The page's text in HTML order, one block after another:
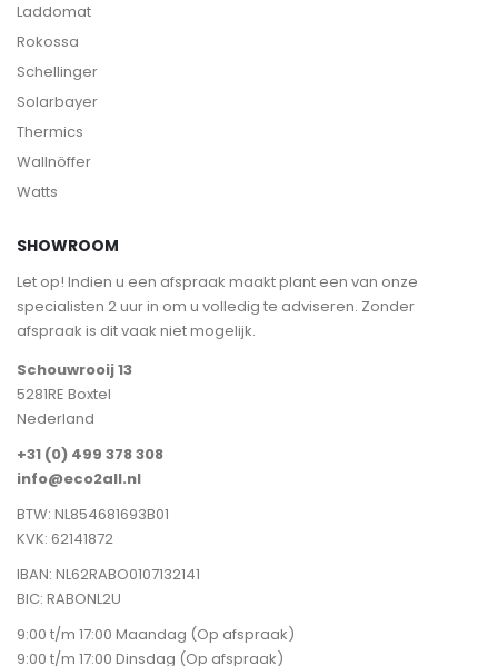
Laddomat
Rokossa
Schellinger
Solarbayer
Thermics
Wallnöffer
Watts
SHOWROOM
Let op! Indien u een afspraak maakt plant een van onze
specialisten 2 uur in om u volledig te adviseren. Zonder
afspraak is dit vaak niet mogelijk.
Schouwrooij 13
5281RE Boxtel
Nederland
+31 (0) 499 378 308
info@eco2all.nl
BTW: NL854681693B01
KVK: 62141872
IBAN: NL62RABO0107132141
BIC: RABONL2U
9:00 t/m 17:00 Maandag (Op afspraak)
9:00 t/m 17:00 Dinsdag (Op afspraak)